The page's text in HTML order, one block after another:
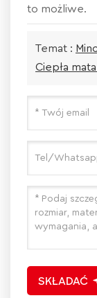
to możliwe.
Temat :
Ciepła
SKŁADAĆ